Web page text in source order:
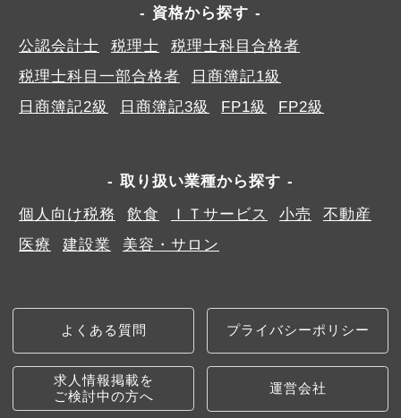
資格から探す
公認会計士
税理士
税理士科目合格者
税理士科目一部合格者
日商簿記1級
日商簿記2級
日商簿記3級 FP1級 FP2級
取り扱い業種から探す
個人向け税務
飲食 ＩＴサービス 小売
不動産
医療
建設業 美容・サロン
よくある質問 プライバシーポリシー
求人情報掲載を
ご検討中の方へ
運営会社